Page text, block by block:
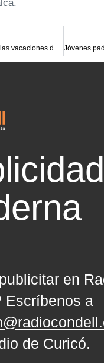
Comenzaron las vacaciones de invierno y también las actividades para disfrutar
en
Escríbenos a
de Curicó.